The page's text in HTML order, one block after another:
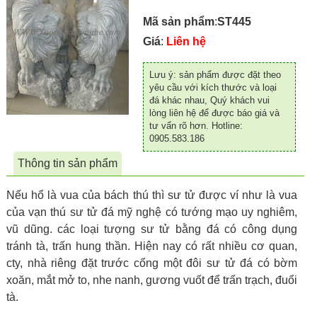
Mã sản phẩm:ST445
Giá: Liên hệ
Lưu ý: sản phẩm được đặt theo
yêu cầu với kích thước và loại
đá khác nhau, Quý khách vui
lòng liên hệ để được báo giá và
tư vấn rõ hơn. Hotline:
0905.583.186
Thông tin sản phẩm
Nếu hổ là vua của bách thú thì sư tử được ví như là vua
của vạn thú sư tử đá mỹ nghệ có tướng mạo uy nghiêm,
vũ dũng. các loại tượng sư tử bằng đá có công dụng
tránh tà, trấn hung thần. Hiện nay có rất nhiều cơ quan,
cty, nhà riêng đặt trước cổng một đôi sư tử đá có bờm
xoăn, mắt mở to, nhe nanh, gương vuốt để trấn trạch, đuổi
tà.